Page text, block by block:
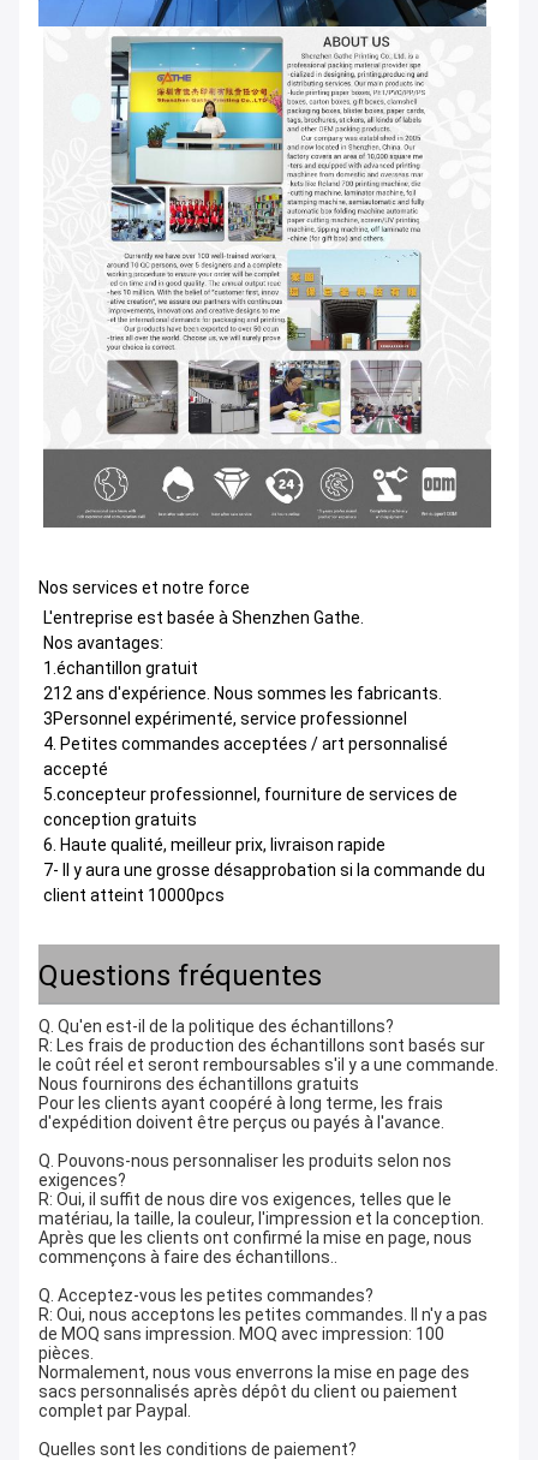
Nos services et notre force
L'entreprise est basée à Shenzhen Gathe.
Nos avantages:
1.échantillon gratuit
212 ans d'expérience. Nous sommes les fabricants.
3Personnel expérimenté, service professionnel
4. Petites commandes acceptées / art personnalisé
accepté
5.concepteur professionnel, fourniture de services de
conception gratuits
6. Haute qualité, meilleur prix, livraison rapide
7- Il y aura une grosse désapprobation si la commande du
client atteint 10000pcs
Questions fréquentes
Q. Qu'en est-il de la politique des échantillons?
R: Les frais de production des échantillons sont basés sur
le coût réel et seront remboursables s'il y a une commande.
Nous fournirons des échantillons gratuits
Pour les clients ayant coopéré à long terme, les frais
d'expédition doivent être perçus ou payés à l'avance.
Q. Pouvons-nous personnaliser les produits selon nos
exigences?
R: Oui, il suffit de nous dire vos exigences, telles que le
matériau, la taille, la couleur, l'impression et la conception.
Après que les clients ont confirmé la mise en page, nous
commençons à faire des échantillons..
Q. Acceptez-vous les petites commandes?
R: Oui, nous acceptons les petites commandes. Il n'y a pas
de MOQ sans impression. MOQ avec impression: 100
pièces.
Normalement, nous vous enverrons la mise en page des
sacs personnalisés après dépôt du client ou paiement
complet par Paypal.
Quelles sont les conditions de paiement?